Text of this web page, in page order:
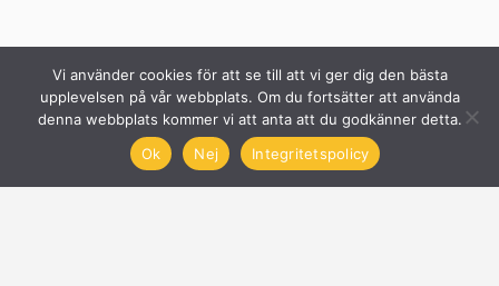
Vi använder cookies för att se till att vi ger dig den bästa
upplevelsen på vår webbplats. Om du fortsätter att använda
denna webbplats kommer vi att anta att du godkänner detta.
Ok
Nej Integritetspolicy